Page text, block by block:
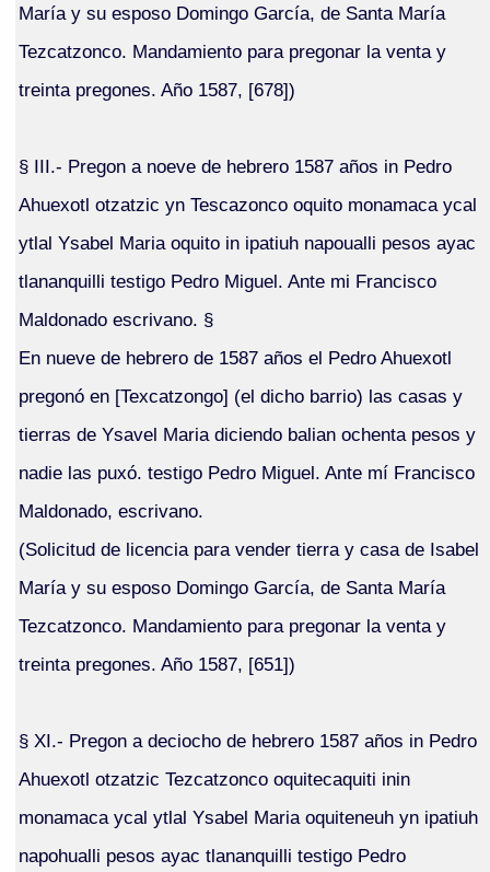
María y su esposo Domingo García, de Santa María
Tezcatzonco. Mandamiento para pregonar la venta y
treinta pregones. Año 1587, [678])
§ III.- Pregon a noeve de hebrero 1587 años in Pedro
Ahuexotl otzatzic yn Tescazonco oquito monamaca ycal
ytlal Ysabel Maria oquito in ipatiuh napoualli pesos ayac
tlananquilli testigo Pedro Miguel. Ante mi Francisco
Maldonado escrivano. §
En nueve de hebrero de 1587 años el Pedro Ahuexotl
pregonó en [Texcatzongo] (el dicho barrio) las casas y
tierras de Ysavel Maria diciendo balian ochenta pesos y
nadie las puxó. testigo Pedro Miguel. Ante mí Francisco
Maldonado, escrivano.
(Solicitud de licencia para vender tierra y casa de Isabel
María y su esposo Domingo García, de Santa María
Tezcatzonco. Mandamiento para pregonar la venta y
treinta pregones. Año 1587, [651])
§ XI.- Pregon a deciocho de hebrero 1587 años in Pedro
Ahuexotl otzatzic Tezcatzonco oquitecaquiti inin
monamaca ycal ytlal Ysabel Maria oquiteneuh yn ipatiuh
napohualli pesos ayac tlananquilli testigo Pedro